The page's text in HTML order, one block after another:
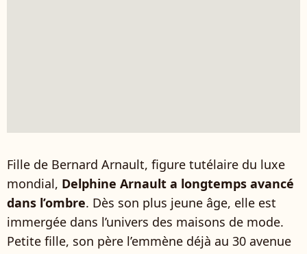
Fille de Bernard Arnault, figure tutélaire du luxe
mondial, Delphine Arnault a longtemps avancé
dans l’ombre. Dès son plus jeune âge, elle est
immergée dans l’univers des maisons de mode.
Petite fille, son père l’emmène déjà au 30 avenue